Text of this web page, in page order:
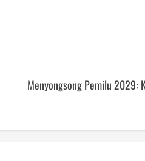
Menyongsong Pemilu 2029: